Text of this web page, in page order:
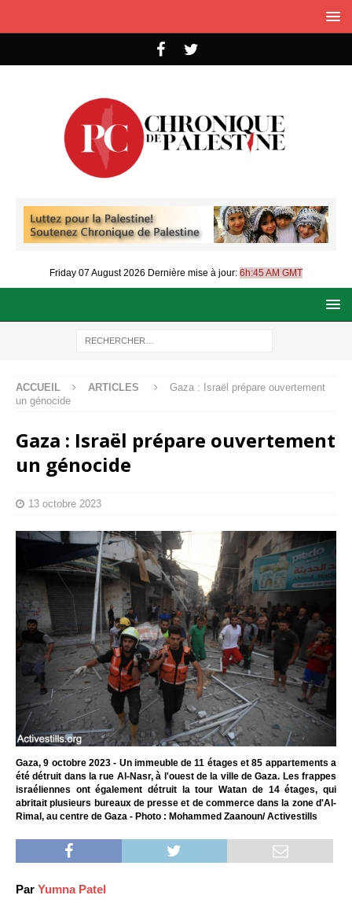
Friday 07 August 2026 Dernière mise à jour: 6h:45 AM GMT
ACCUEIL ARTICLES
Gaza : Israël prépare ouvertement
un génocide
Gaza : Israël prépare ouvertement
un génocide
13 octobre 2023
Gaza, 9 octobre 2023 - Un immeuble de 11 étages et 85 appartements a
été détruit dans la rue Al-Nasr, à l'ouest de la ville de Gaza. Les frappes
israéliennes ont également détruit la tour Watan de 14 étages, qui
abritait plusieurs bureaux de presse et de commerce dans la zone d'Al-
Rimal, au centre de Gaza - Photo : Mohammed Zaanoun/ Activestills
Par Yumna Patel